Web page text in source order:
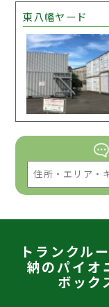
東八幡ヤード
トランクル
納のパイオ
ボック